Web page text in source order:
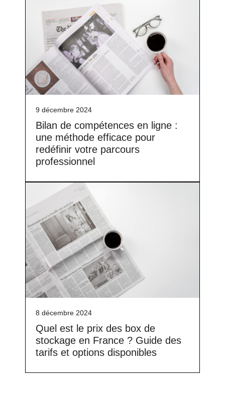
9 décembre 2024
Bilan de compétences en ligne :
une méthode efficace pour
redéfinir votre parcours
professionnel
8 décembre 2024
Quel est le prix des box de
stockage en France ? Guide des
tarifs et options disponibles